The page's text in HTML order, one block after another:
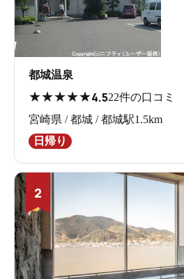
都城温泉
★★★★★4.522件の口コミ
宮崎県 / 都城 / 都城駅1.5km
日帰り
2